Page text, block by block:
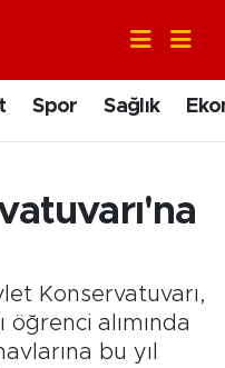
Spor Sağlık
Konservatuvarı,
öğrenci alımında
bu yıl
ve Fikstür